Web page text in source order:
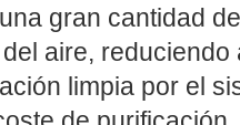
gran cantidad
aire,
limpia por el